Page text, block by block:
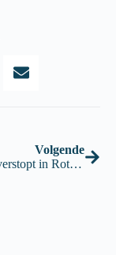
Volgende
Paaseieren verstopt in Rotterdam – 13 t/m 15 april